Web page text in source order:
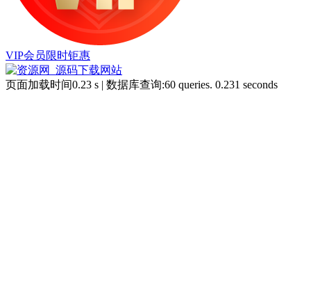
VIP会员限时钜惠
页面加载时间0.23 s | 数据库查询:60 queries. 0.231 seconds